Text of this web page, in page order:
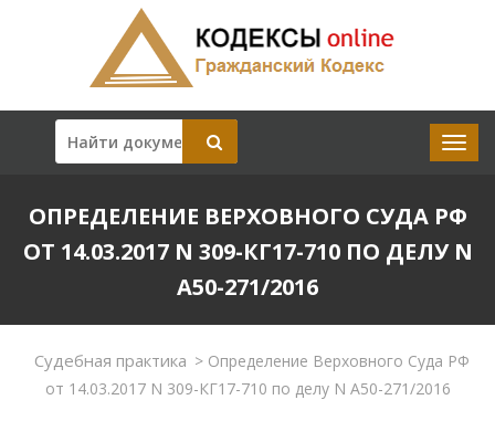
ОПРЕДЕЛЕНИЕ ВЕРХОВНОГО СУДА РФ
ОТ 14.03.2017 N 309-КГ17-710 ПО ДЕЛУ N
А50-271/2016
Судебная практика >Определение Верховного Суда РФ
от 14.03.2017 N 309-КГ17-710 по делу N А50-271/2016